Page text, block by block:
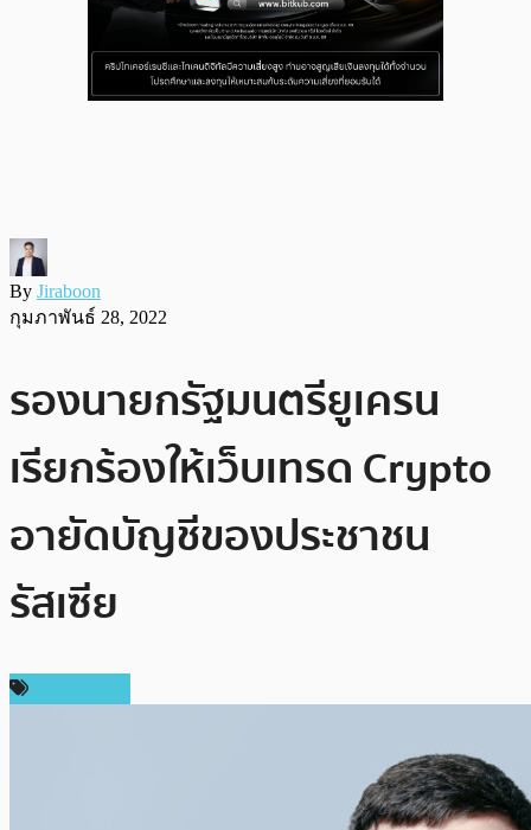
By Jiraboon
กุมภาพันธ์ 28, 2022
รองนายกรัฐมนตรียูเครน
เรียกร้องให้เว็บเทรด Crypto
อายัดบัญชีของประชาชน
รัสเซีย